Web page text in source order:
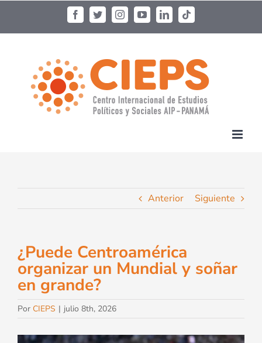
Anterior Siguiente
¿Puede Centroamérica
organizar un Mundial y soñar
en grande?
Por CIEPS | julio 8th, 2026